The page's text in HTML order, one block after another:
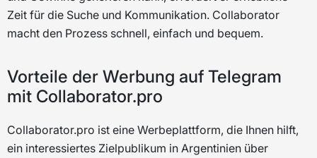
Zeit für die Suche und Kommunikation. Collaborator
macht den Prozess schnell, einfach und bequem.
Vorteile der Werbung auf Telegram
mit Collaborator.pro
Collaborator.pro ist eine Werbeplattform, die Ihnen hilft,
ein interessiertes Zielpublikum in Argentinien über